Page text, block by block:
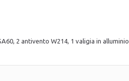
2 antivento W214, 1 valigia in alluminio